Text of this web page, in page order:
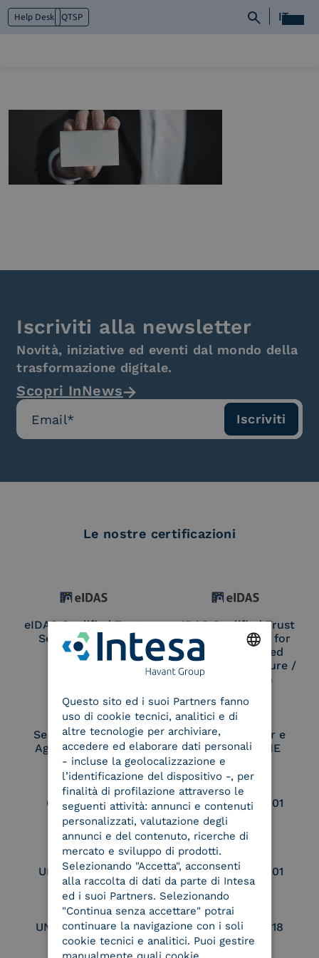
Help Desk QTSP IT
Cosa facciamo
Piattaforme
Industry
News e Media
Iscriviti alla newsletter
Novità, iniziative ed eventi dal mondo della
trasformazione digitale.
Scopri InNews
Le nostre certificazioni
eIDAS Qualified Trust
Service Provider
eIDAS Qualified Trust
Service Provider for
Remote Qualified
Electronic Signature /
Seal Creation
Service Provider e
Aggregatore SPID
Service Provider e
Aggregatore CIE
Conservatore
qualificato
UNI EN ISO 37001
UNI EN ISO 9001 UNI EN ISO 27001
UNI EN ISO 27017 UNI EN ISO 27018
ITALIAN
Questo sito ed i suoi Partners fanno
uso di cookie tecnici, analitici e di
altre tecnologie per archiviare,
accedere ed elaborare dati personali
- incluse la geolocalizzazione e
l’identificazione del dispositivo -, per
finalità di profilazione attraverso le
seguenti attività: annunci e contenuti
personalizzati, valutazione degli
annunci e del contenuto, ricerche di
mercato e sviluppo di prodotti.
Selezionando "Accetta", acconsenti
alla raccolta di dati da parte di Intesa
ed i suoi Partners. Selezionando
"Continua senza accettare" potrai
continuare la navigazione con i soli
cookie tecnici e analitici. Puoi gestire